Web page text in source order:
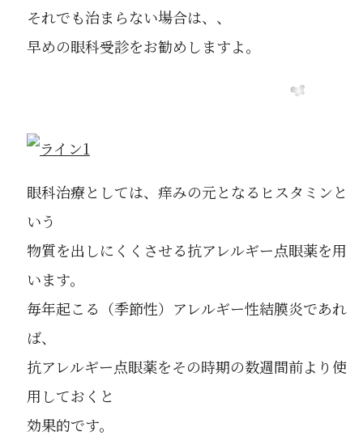
それでも治まらない場合は、、
早めの眼科受診をお勧めしますよ。
眼科治療としては、痒みの元となるヒスタミンと
いう
物質を出しにくくさせる抗アレルギー点眼薬を用
います。
毎年起こる（季節性）アレルギー性結膜炎であれ
ば、
抗アレルギー点眼薬をその時期の数週間前より使
用しておくと
効果的です。